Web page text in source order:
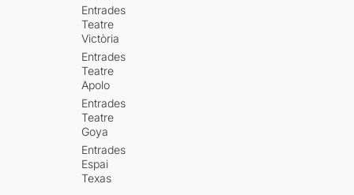
Entrades
Teatre
Victòria
Entrades
Teatre
Apolo
Entrades
Teatre
Goya
Entrades
Espai
Texas